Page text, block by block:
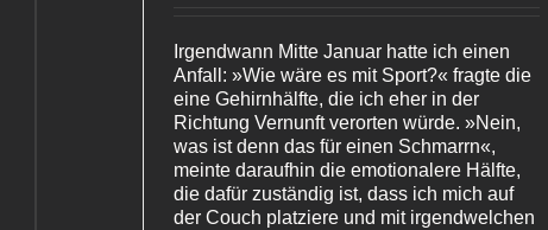
Irgendwann Mitte Januar hatte ich einen
Anfall: »Wie wäre es mit Sport?« fragte die
eine Gehirnhälfte, die ich eher in der
Richtung Vernunft verorten würde. »Nein,
was ist denn das für einen Schmarrn«,
meinte daraufhin die emotionalere Hälfte,
die dafür zuständig ist, dass ich mich auf
der Couch platziere und mit irgendwelchen